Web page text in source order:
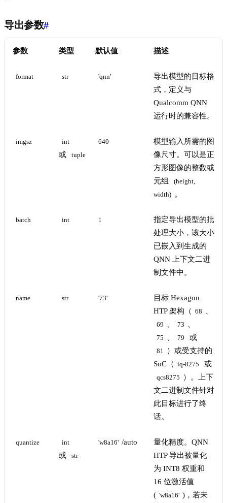
导出参数#
参数 类型 默认值 描述
format str 'qnn'
导出模型的目标格
式，定义与
Qualcomm QNN
运行时的兼容性。
imgsz int
或 tuple
640
模型输入所需的图
像尺寸。可以是正
方形图像的整数或
元组
(height,
width) 。
batch int 1
指定导出模型的批
处理大小，该大小
已嵌入到生成的
QNN 上下文二进
制文件中。
name str '73'
目标 Hexagon
HTP 架构（ 68 、
69 、 73 、
75 、 79 或
81
）或受支持的
SoC（ iq-8275 或
qcs8275
）。上下
文二进制文件针对
此目标进行了终
话。
quantize int
或 str
'w8a16' /auto
量化精度。QNN
HTP 导出被量化
为 INT8 权重和
16 位激活值
( 'w8a16' )，若未